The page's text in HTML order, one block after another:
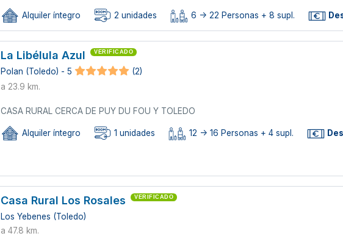
Alquiler íntegro 2 unidades 6 -> 22 Personas + 8 supl.
La Libélula Azul VERIFICADO
Polan (Toledo) - 5
(2)
a 23.9 km.
CASA RURAL CERCA DE PUY DU FOU Y TOLEDO
Alquiler íntegro 1 unidades 12 -> 16 Personas + 4 supl.
Casa Rural Los Rosales VERIFICADO
Los Yebenes (Toledo)
a 47.8 km.